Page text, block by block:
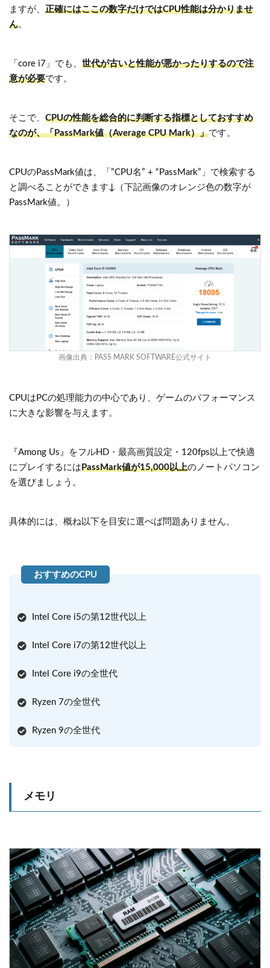
ますが、 正確にはここの数字だけではCPU性能は分かりませ
ん。
「core i7」でも、 世代が古いと性能が悪かったりするので注
意が必要です。
そこで、 CPUの性能を総合的に判断する指標としておすすめ
なのが、「PassMark値（Average CPU Mark）」です。
CPUのPassMark値は、「”CPU名” + “PassMark”」で検索する
と調べることができます↓（下記画像のオレンジ色の数字が
PassMark値。）
画像出典： PASS MARK SOFTWARE公式サイト
CPUはPCの処理能力の中心であり、ゲームのパフォーマンス
に大きな影響を与えます。
『Among Us』をフルHD・最高画質設定・120fps以上で快適
にプレイするにはPassMark値が15,000以上のノートパソコン
を選びましょう。
具体的には、概ね以下を目安に選べば問題ありません。
Intel Core i5の第12世代以上
Intel Core i7の第12世代以上
Intel Core i9の全世代
Ryzen 7の全世代
Ryzen 9の全世代
メモリ